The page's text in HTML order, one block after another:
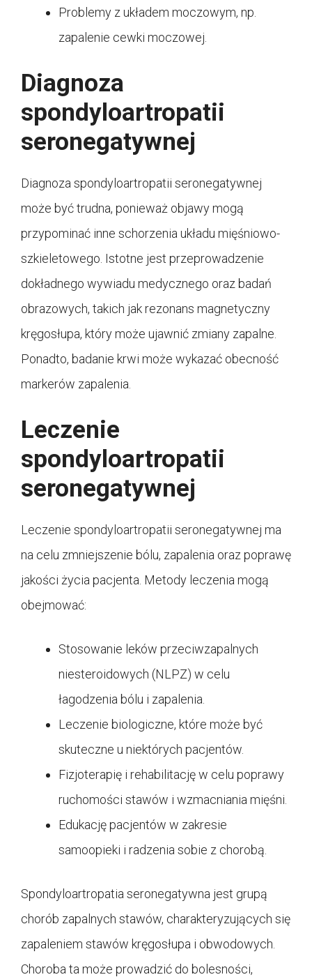
Problemy z układem moczowym, np.
zapalenie cewki moczowej.
Diagnoza
spondyloartropatii
seronegatywnej
Diagnoza spondyloartropatii seronegatywnej
może być trudna, ponieważ objawy mogą
przypominać inne schorzenia układu mięśniowo-
szkieletowego. Istotne jest przeprowadzenie
dokładnego wywiadu medycznego oraz badań
obrazowych, takich jak rezonans magnetyczny
kręgosłupa, który może ujawnić zmiany zapalne.
Ponadto, badanie krwi może wykazać obecność
markerów zapalenia.
Leczenie
spondyloartropatii
seronegatywnej
Leczenie spondyloartropatii seronegatywnej ma
na celu zmniejszenie bólu, zapalenia oraz poprawę
jakości życia pacjenta. Metody leczenia mogą
obejmować:
Stosowanie leków przeciwzapalnych
niesteroidowych (NLPZ) w celu
łagodzenia bólu i zapalenia.
Leczenie biologiczne, które może być
skuteczne u niektórych pacjentów.
Fizjoterapię i rehabilitację w celu poprawy
ruchomości stawów i wzmacniania mięśni.
Edukację pacjentów w zakresie
samoopieki i radzenia sobie z chorobą.
Spondyloartropatia seronegatywna jest grupą
chorób zapalnych stawów, charakteryzujących się
zapaleniem stawów kręgosłupa i obwodowych.
Choroba ta może prowadzić do bolesności,